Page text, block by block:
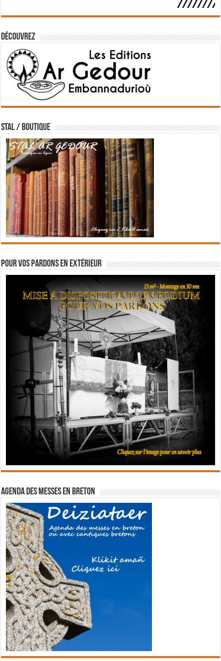
Découvrez
STAL / BOUTIQUE
Pour vos pardons en extérieur
Agenda des messes en breton